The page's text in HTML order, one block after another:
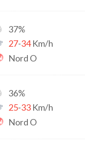
37%
27-34Km/h
Nord O
36%
25-33 Km/h
Nord O